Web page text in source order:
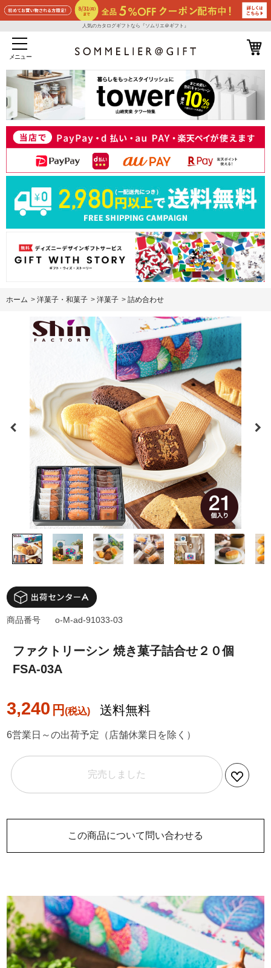
人気のカタログギフトなら『ソムリエ＠ギフト』
メニュー
ホーム > 洋菓子・和菓子 > 洋菓子 > 詰め合わせ
ファクトリーシン 焼き菓子詰合せ２０個
FSA-03A
3,240 円 送料無料
商品番号 o-M-ad-91033-03
6営業日～の出荷予定（店舗休業日を除く）
完売しました
この商品について問い合わせる